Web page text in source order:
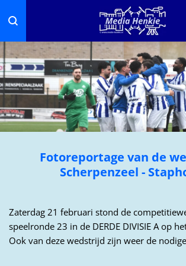
direct
naar
de
hoofdinhoud
Fotoreportage van de
Scherpenzeel -
Zaterdag 21 februari stond de
speelronde 23 in de DERDE DIVISIE A op
Ook van deze wedstrijd zijn weer de